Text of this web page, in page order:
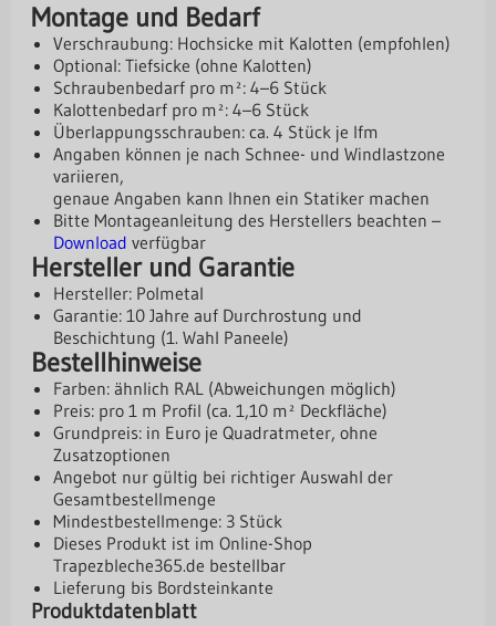
Montage und Bedarf
Verschraubung: Hochsicke mit Kalotten (empfohlen)
Optional: Tiefsicke (ohne Kalotten)
Schraubenbedarf pro m²: 4–6 Stück
Kalottenbedarf pro m²: 4–6 Stück
Überlappungsschrauben: ca. 4 Stück je lfm
Angaben können je nach Schnee- und Windlastzone
variieren,
genaue Angaben kann Ihnen ein Statiker machen
Bitte Montageanleitung des Herstellers beachten –
Download verfügbar
Hersteller und Garantie
Hersteller: Polmetal
Garantie: 10 Jahre auf Durchrostung und
Beschichtung (1. Wahl Paneele)
Bestellhinweise
Farben: ähnlich RAL (Abweichungen möglich)
Preis: pro 1 m Profil (ca. 1,10 m² Deckfläche)
Grundpreis: in Euro je Quadratmeter, ohne
Zusatzoptionen
Angebot nur gültig bei richtiger Auswahl der
Gesamtbestellmenge
Mindestbestellmenge: 3 Stück
Dieses Produkt ist im Online-Shop
Trapezbleche365.de bestellbar
Lieferung bis Bordsteinkante
Produktdatenblatt